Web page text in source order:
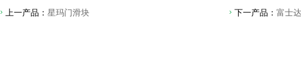
上一产品： 星玛门滑块 下一产品：富士